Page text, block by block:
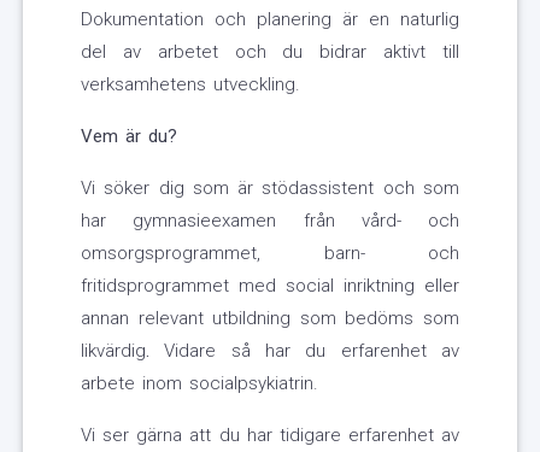
Dokumentation och planering är en naturlig
del av arbetet och du bidrar aktivt till
verksamhetens utveckling.
Vem är du?
Vi söker dig som är stödassistent och som
har gymnasieexamen från vård- och
omsorgsprogrammet, barn- och
fritidsprogrammet med social inriktning eller
annan relevant utbildning som bedöms som
likvärdig.Vidare så har du erfarenhet av
arbete inom socialpsykiatrin.
Vi ser gärna att du har tidigare erfarenhet av